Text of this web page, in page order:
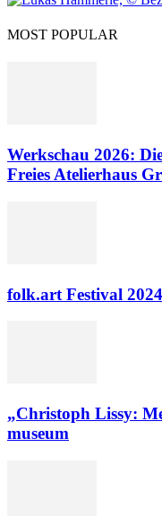
MOST POPULAR
Werkschau 2026:
Freies Atelierhaus
folk.art Festival
„Christoph Lissy:
museum